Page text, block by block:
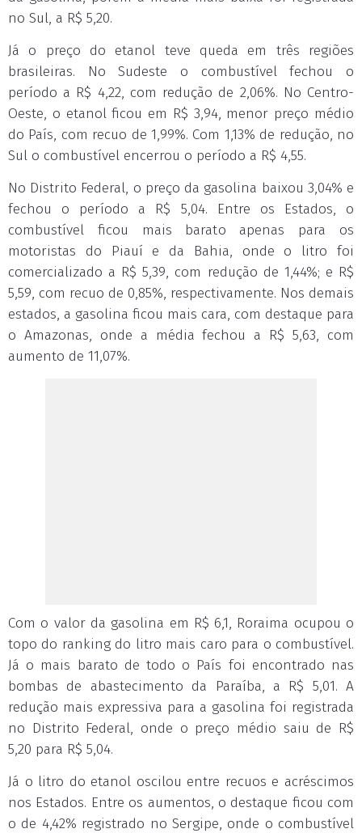
no Sul, a R$ 5,20.
Já o preço do etanol teve queda em três regiões
brasileiras. No Sudeste o combustível fechou o
período a R$ 4,22, com redução de 2,06%. No Centro-
Oeste, o etanol ficou em R$ 3,94, menor preço médio
do País, com recuo de 1,99%. Com 1,13% de redução, no
Sul o combustível encerrou o período a R$ 4,55.
No Distrito Federal, o preço da gasolina baixou 3,04% e
fechou o período a R$ 5,04. Entre os Estados, o
combustível ficou mais barato apenas para os
motoristas do Piauí e da Bahia, onde o litro foi
comercializado a R$ 5,39, com redução de 1,44%; e R$
5,59, com recuo de 0,85%, respectivamente. Nos demais
estados, a gasolina ficou mais cara, com destaque para
o Amazonas, onde a média fechou a R$ 5,63, com
aumento de 11,07%.
Com o valor da gasolina em R$ 6,1, Roraima ocupou o
topo do ranking do litro mais caro para o combustível.
Já o mais barato de todo o País foi encontrado nas
bombas de abastecimento da Paraíba, a R$ 5,01. A
redução mais expressiva para a gasolina foi registrada
no Distrito Federal, onde o preço médio saiu de R$
5,20 para R$ 5,04.
Já o litro do etanol oscilou entre recuos e acréscimos
nos Estados. Entre os aumentos, o destaque ficou com
o de 4,42% registrado no Sergipe, onde o combustível